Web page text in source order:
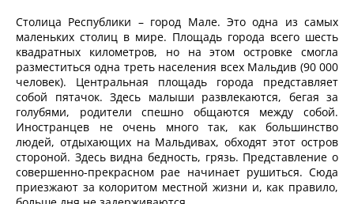
Столица Республики – город Мале. Это одна из самых
маленьких столиц в мире. Площадь города всего шесть
квадратных километров, но на этом островке смогла
разместиться одна треть населения всех Мальдив (90 000
человек). Центральная площадь города представляет
собой пятачок. Здесь малыши развлекаются, бегая за
голубями, родители спешно общаются между собой.
Иностранцев не очень много так, как большинство
людей, отдыхающих на Мальдивах, обходят этот остров
стороной. Здесь видна бедность, грязь. Представление о
совершенно-прекрасном рае начинает рушиться. Сюда
приезжают за колоритом местной жизни и, как правило,